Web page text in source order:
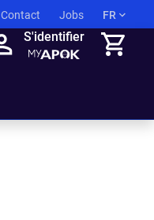
Contact Jobs FR
S'identifier